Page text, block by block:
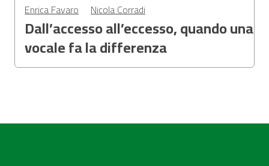
Enrica Favaro Nicola Corradi
Dall’accesso all’eccesso, quando una
vocale fa la differenza